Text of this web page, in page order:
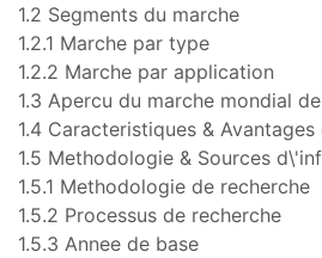
1.2 Segments du marche
1.2.1 Marche par type
1.2.2 Marche par application
1.3 Apercu du marche mondial
1.4 Caracteristiques &
1.5 Methodologie & Sources
1.5.1 Methodologie de recherche
1.5.2 Processus de recherche
1.5.3 Annee de base